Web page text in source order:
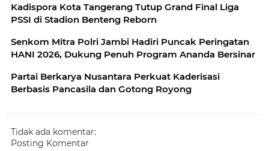
Kadispora Kota Tangerang Tutup Grand Final Liga
PSSI di Stadion Benteng Reborn
Senkom Mitra Polri Jambi Hadiri Puncak Peringatan
HANI 2026, Dukung Penuh Program Ananda Bersinar
Partai Berkarya Nusantara Perkuat Kaderisasi
Berbasis Pancasila dan Gotong Royong
Tidak ada komentar:
Posting Komentar